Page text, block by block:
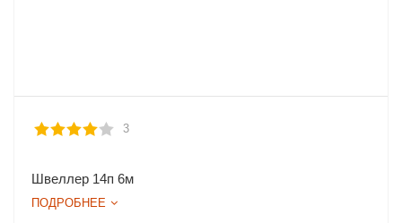
3
Швеллер 14п 6м
ПОДРОБНЕЕ